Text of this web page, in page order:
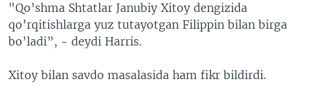
"Qo’shma Shtatlar Janubiy Xitoy dengizida
qo’rqitishlarga yuz tutayotgan Filippin bilan birga
bo’ladi”, - deydi Harris.
Xitoy bilan savdo masalasida ham fikr bildirdi.